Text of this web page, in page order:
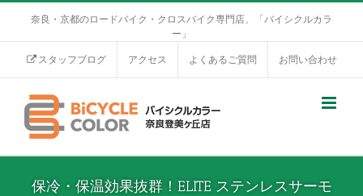
奈良・京都のロードバイク・クロスバイク専門店、「バイシクルカラ
ー」
スタッフブログ アクセス よくあるご質問 お問い合わせ
保冷・保温効果抜群！ELITE ステンレスサーモ